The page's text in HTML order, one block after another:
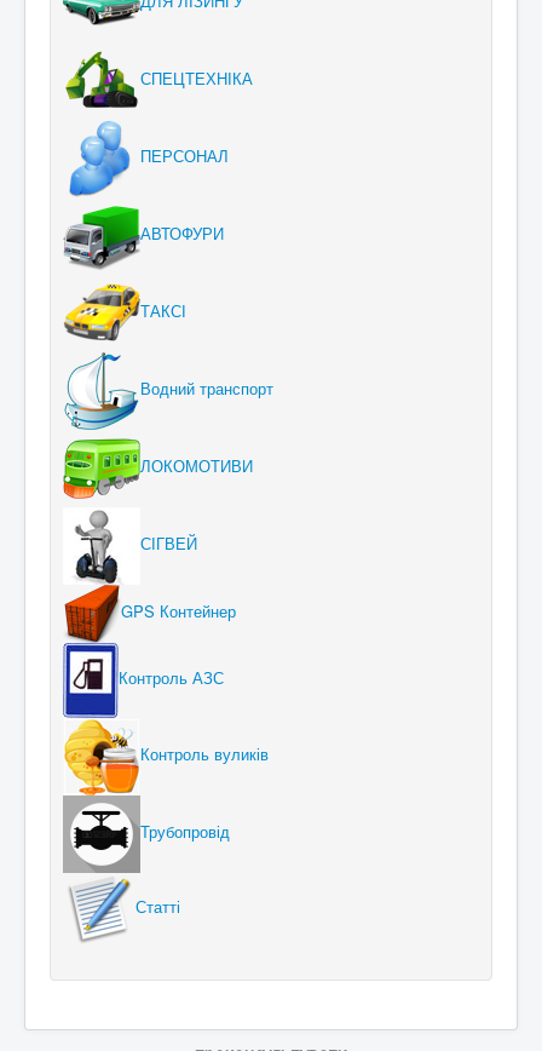
СПЕЦТЕХНІКА
ПЕРСОНАЛ
АВТОФУРИ
ТАКСІ
Водний транспорт
ЛОКОМОТИВИ
СІГВЕЙ
GPS Контейнер
Контроль АЗС
Контроль вуликів
Трубопровід
Статті